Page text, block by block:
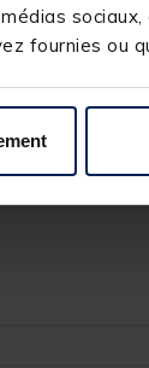
fournies ou